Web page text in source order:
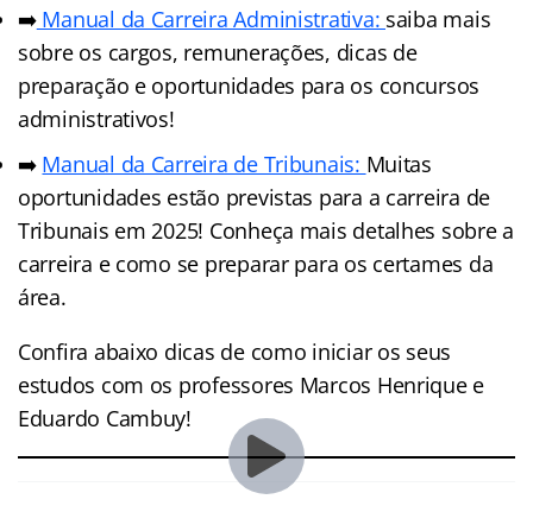
➡️Manual da Carreira Administrativa: saiba mais
sobre os cargos, remunerações, dicas de
preparação e oportunidades para os concursos
administrativos!
➡️ Manual da Carreira de Tribunais: Muitas
oportunidades estão previstas para a carreira de
Tribunais em 2025! Conheça mais detalhes sobre a
carreira e como se preparar para os certames da
área.
Confira abaixo dicas de como iniciar os seus
estudos com os professores Marcos Henrique e
Eduardo Cambuy!